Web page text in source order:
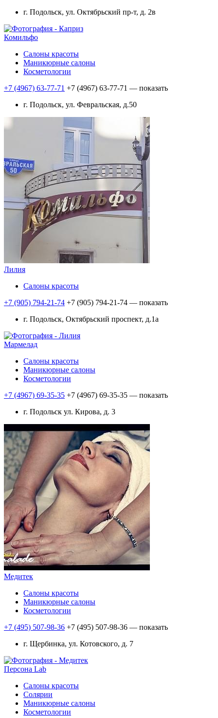
г. Подольск, ул. Октябрьский пр-т, д. 2в
Комильфо
Салоны красоты
Маникюрные салоны
Косметологии
+7 (4967) 63-77-71 +7 (4967) 63-77-71 — показать
г. Подольск, ул. Февральская, д.50
Лилия
Салоны красоты
+7 (905) 794-21-74 +7 (905) 794-21-74 — показать
г. Подольск, Октябрьский проспект, д.1а
Мармелад
Салоны красоты
Маникюрные салоны
Косметологии
+7 (4967) 69-35-35 +7 (4967) 69-35-35 — показать
г. Подольск ул. Кирова, д. 3
Медитек
Салоны красоты
Маникюрные салоны
Косметологии
+7 (495) 507-98-36 +7 (495) 507-98-36 — показать
г. Щербинка, ул. Котовского, д. 7
Персона Lab
Салоны красоты
Солярии
Маникюрные салоны
Косметологии